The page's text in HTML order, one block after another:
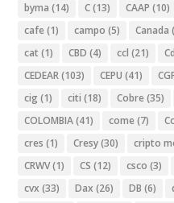
byma (14) C(13) CAAP (10)
cafe (1) campo (5) Canada
cat (1) CBD (4) ccl (21)
CEDEAR(103) CEPU (41)
cig (1) citi (18) Cobre (35)
COLOMBIA(41) come (7)
cres (1) Cresy(30) cripto
CRWV(1) CS (12) csco (3)
cvx (33) Dax (26) DB (6)